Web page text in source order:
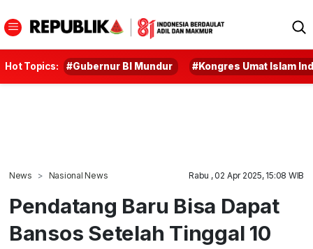
Hot Topics: #Gubernur BI Mundur #Kongres Umat Islam
News Nasional News Rabu , 02 Apr 2025, 15:08 WIB
Pendatang Baru Bisa Dapat
Bansos Setelah Tinggal 10